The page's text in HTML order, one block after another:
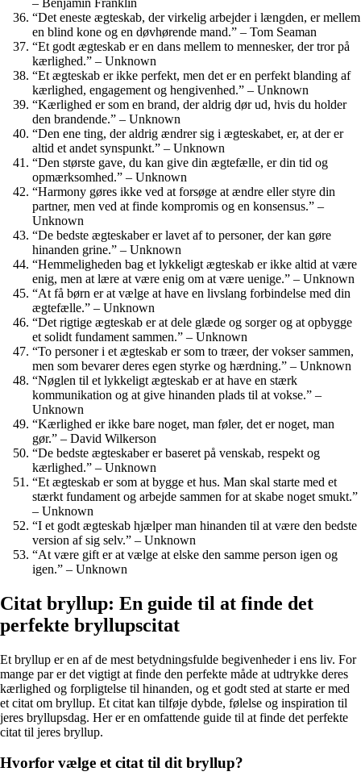
“Det eneste ægteskab, der virkelig arbejder i længden, er mellem
en blind kone og en døvhørende mand.” – Tom Seaman
“Et godt ægteskab er en dans mellem to mennesker, der tror på
kærlighed.” – Unknown
“Et ægteskab er ikke perfekt, men det er en perfekt blanding af
kærlighed, engagement og hengivenhed.” – Unknown
“Kærlighed er som en brand, der aldrig dør ud, hvis du holder
den brandende.” – Unknown
“Den ene ting, der aldrig ændrer sig i ægteskabet, er, at der er
altid et andet synspunkt.” – Unknown
“Den største gave, du kan give din ægtefælle, er din tid og
opmærksomhed.” – Unknown
“Harmony gøres ikke ved at forsøge at ændre eller styre din
partner, men ved at finde kompromis og en konsensus.” –
Unknown
“De bedste ægteskaber er lavet af to personer, der kan gøre
hinanden grine.” – Unknown
“Hemmeligheden bag et lykkeligt ægteskab er ikke altid at være
enig, men at lære at være enig om at være uenige.” – Unknown
“At få børn er at vælge at have en livslang forbindelse med din
ægtefælle.” – Unknown
“Det rigtige ægteskab er at dele glæde og sorger og at opbygge
et solidt fundament sammen.” – Unknown
“To personer i et ægteskab er som to træer, der vokser sammen,
men som bevarer deres egen styrke og hærdning.” – Unknown
“Nøglen til et lykkeligt ægteskab er at have en stærk
kommunikation og at give hinanden plads til at vokse.” –
Unknown
“Kærlighed er ikke bare noget, man føler, det er noget, man
gør.” – David Wilkerson
“De bedste ægteskaber er baseret på venskab, respekt og
kærlighed.” – Unknown
“Et ægteskab er som at bygge et hus. Man skal starte med et
stærkt fundament og arbejde sammen for at skabe noget smukt.”
– Unknown
“I et godt ægteskab hjælper man hinanden til at være den bedste
version af sig selv.” – Unknown
“At være gift er at vælge at elske den samme person igen og
igen.” – Unknown
Citat bryllup: En guide til at finde det
perfekte bryllupscitat
Et bryllup er en af de mest betydningsfulde begivenheder i ens liv. For
mange par er det vigtigt at finde den perfekte måde at udtrykke deres
kærlighed og forpligtelse til hinanden, og et godt sted at starte er med
et citat om bryllup. Et citat kan tilføje dybde, følelse og inspiration til
jeres bryllupsdag. Her er en omfattende guide til at finde det perfekte
citat til jeres bryllup.
Hvorfor vælge et citat til dit bryllup?